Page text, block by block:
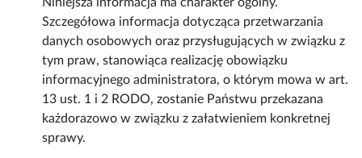
Szczegółowa informacja dotycząca przetwarzania
danych osobowych oraz przysługujących w związku z
tym praw, stanowiąca realizację obowiązku
informacyjnego administratora, o którym mowa w art.
13 ust. 1 i 2 RODO, zostanie Państwu przekazana
każdorazowo w związku z załatwieniem konkretnej
sprawy.